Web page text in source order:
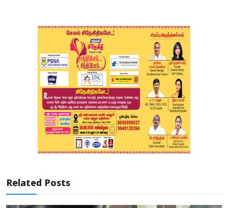
Related Posts